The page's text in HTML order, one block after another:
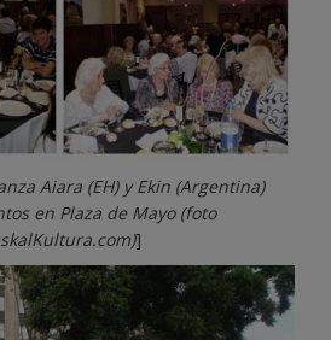
Aiara (EH) y Ekin (Argentina)
en Plaza de Mayo(foto
]